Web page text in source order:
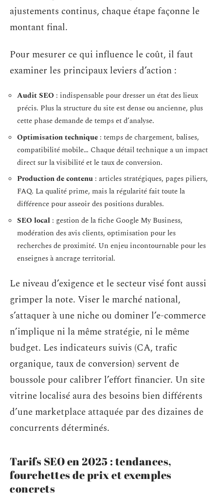
ajustements continus, chaque étape façonne le
montant final.
Pour mesurer ce qui influence le coût, il faut
examiner les principaux leviers d’action :
Audit SEO : indispensable pour dresser un état des lieux
précis. Plus la structure du site est dense ou ancienne, plus
cette phase demande de temps et d’analyse.
Optimisation technique : temps de chargement, balises,
compatibilité mobile… Chaque détail technique a un impact
direct sur la visibilité et le taux de conversion.
Production de contenu : articles stratégiques, pages piliers,
FAQ. La qualité prime, mais la régularité fait toute la
différence pour asseoir des positions durables.
SEO local : gestion de la fiche Google My Business,
modération des avis clients, optimisation pour les
recherches de proximité. Un enjeu incontournable pour les
enseignes à ancrage territorial.
Le niveau d’exigence et le secteur visé font aussi
grimper la note. Viser le marché national,
s’attaquer à une niche ou dominer l’e-commerce
n’implique ni la même stratégie, ni le même
budget. Les indicateurs suivis (CA, trafic
organique, taux de conversion) servent de
boussole pour calibrer l’effort financier. Un site
vitrine localisé aura des besoins bien différents
d’une marketplace attaquée par des dizaines de
concurrents déterminés.
Tarifs SEO en 2025 : tendances,
fourchettes de prix et exemples
concrets